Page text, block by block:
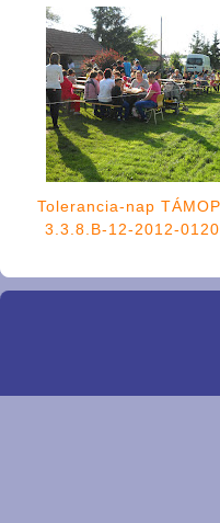
Tolerancia-nap
3.3.8.B-12-2012-0120